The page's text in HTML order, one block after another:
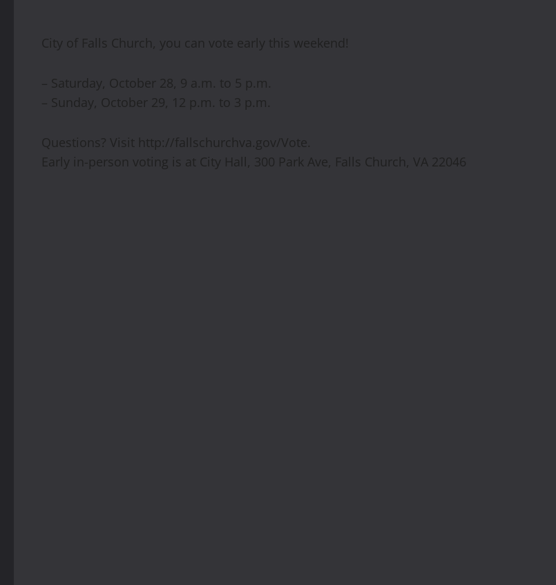
City of Falls Church, you can vote early this weekend!
– Saturday, October 28, 9 a.m. to 5 p.m.
– Sunday, October 29, 12 p.m. to 3 p.m.
Questions? Visit http://fallschurchva.gov/Vote.
Early in-person voting is at City Hall, 300 Park Ave, Falls Church, VA 22046